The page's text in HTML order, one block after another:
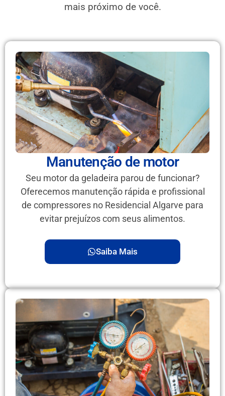
mais próximo de você.
Manutenção de motor
Seu motor da geladeira parou de funcionar?
Oferecemos manutenção rápida e profissional
de compressores no Residencial Algarve para
evitar prejuízos com seus alimentos.
Saiba Mais